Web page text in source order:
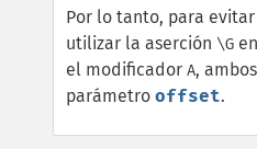
Por lo tanto, para
utilizar la aserción \G
el modificador A,
parámetro offset.